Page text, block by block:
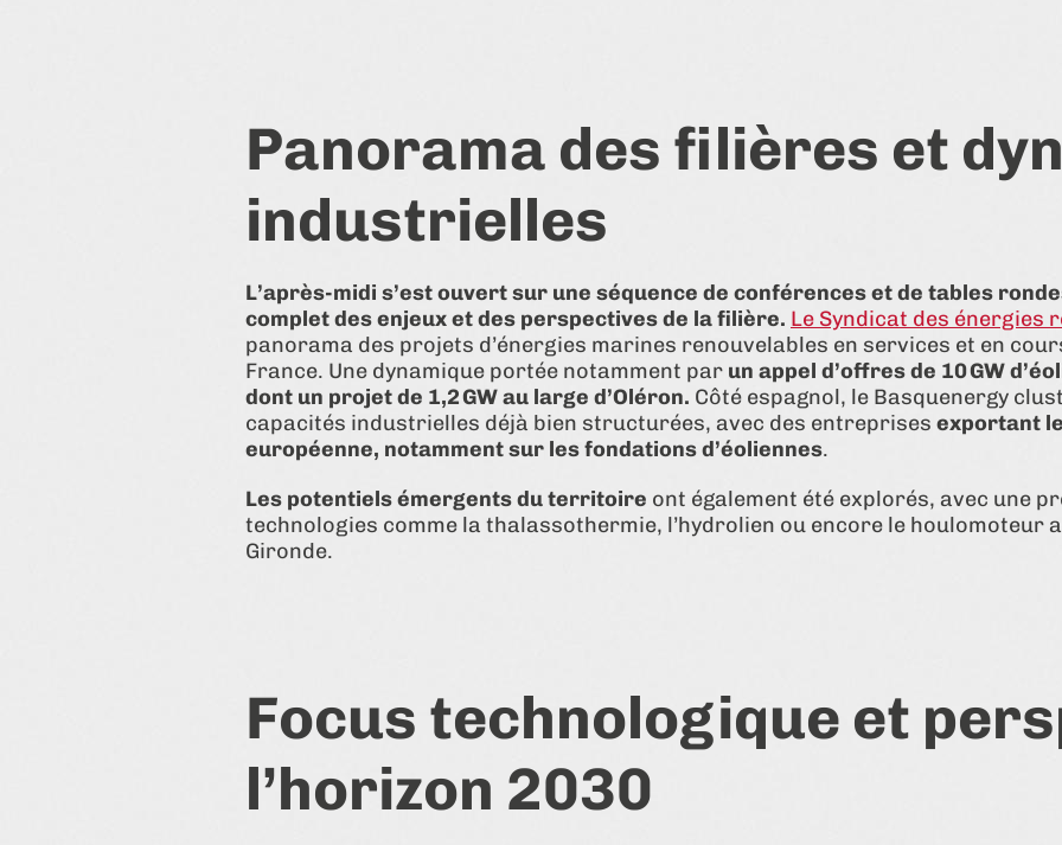
Panorama des filières et
industrielles
L’après-midi s’est ouvert sur une séquence de conférences et de tables
complet des enjeux et des perspectives de la filière. Le Syndicat des énergies
panorama des projets d’énergies marines renouvelables en services et en
France. Une dynamique portée notamment par un appel d’offres de 10 GW
dont un projet de 1,2 GW au large d’Oléron. Côté espagnol, le Basquenergy
capacités industrielles déjà bien structurées, avec des entreprises exportant
européenne, notamment sur les fondations d’éoliennes.
Les potentiels émergents du territoire ont également été explorés, avec une
technologies comme la thalassothermie, l’hydrolien ou encore le houlomoteur
Gironde.
Focus technologique et
l’horizon 2030